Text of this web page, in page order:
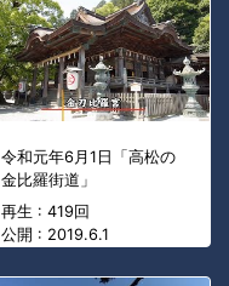
令和元年6月1日「高松の
金比羅街道」
再生 : 419回
公開 : 2019.6.1